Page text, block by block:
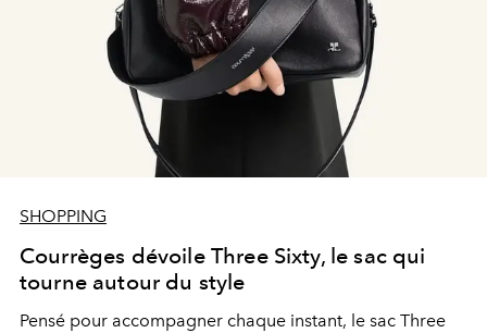
SHOPPING
Courrèges dévoile Three Sixty, le sac qui
tourne autour du style
Pensé pour accompagner chaque instant, le sac Three